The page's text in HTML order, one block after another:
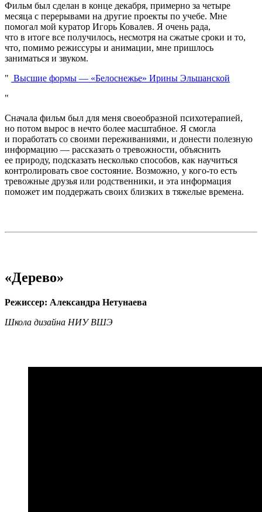
Фильм был сделан в конце декабря, примерно за четыре
месяца с перерывами на другие проекты по учебе. Мне
помогал мой куратор Игорь Ковалев. Я очень рада,
что в итоге все получилось, несмотря на сжатые сроки и то,
что, помимо режиссуры и анимации, мне пришлось
заниматься и звуком.
Высшие формы — «Белоснежье» Ирины Эльшанской
Сначала фильм был для меня своеобразной психотерапией,
но потом вырос в нечто более масштабное. Я смогла
и поработать со своими переживаниями, и донести полезную
информацию — рассказать о тревожности, объяснить
ее природу, подсказать несколько способов, как научиться
контролировать свое состояние. Возможно, у кого-то есть
тревожные друзья или родственники, и эта информация
поможет им поддержать своих близких в тяжелые времена.
«Дерево»
Режиссер: Александра Нетунаева
Школа дизайна НИУ ВШЭ